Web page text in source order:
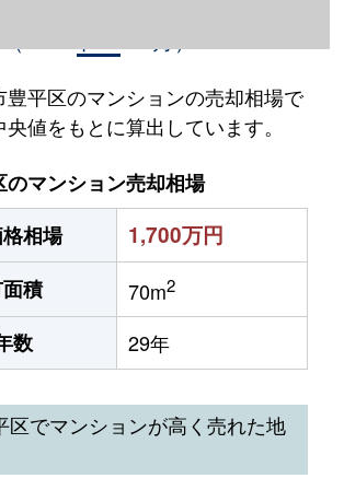
豊平区のマンションの売却相場で
値をもとに算出しています。
のマンション売却相場
相場
1,700万円
積 70m2
数 29年
区でマンションが高く売れた地